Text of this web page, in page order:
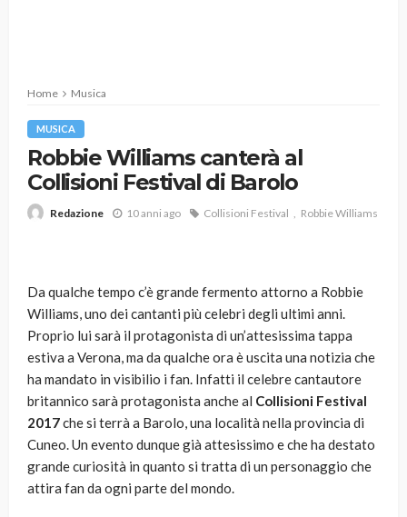
Home Musica
MUSICA
Robbie Williams canterà al
Collisioni Festival di Barolo
Redazione 10 anni ago Collisioni Festival Robbie Williams
Da qualche tempo c’è grande fermento attorno a Robbie
Williams, uno dei cantanti più celebri degli ultimi anni.
Proprio lui sarà il protagonista di un’attesissima tappa
estiva a Verona, ma da qualche ora è uscita una notizia che
ha mandato in visibilio i fan. Infatti il celebre cantautore
britannico sarà protagonista anche al Collisioni Festival
2017che si terrà a Barolo, una località nella provincia di
Cuneo. Un evento dunque già attesissimo e che ha destato
grande curiosità in quanto si tratta di un personaggio che
attira fan da ogni parte del mondo.